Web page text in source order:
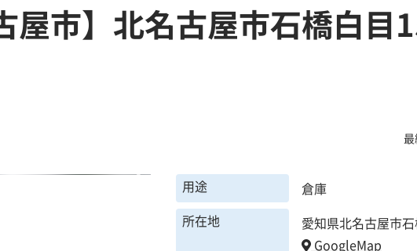
屋市】北名古屋市石橋白目
用途
倉庫
所在地
愛知県北名古屋市
GoogleMap